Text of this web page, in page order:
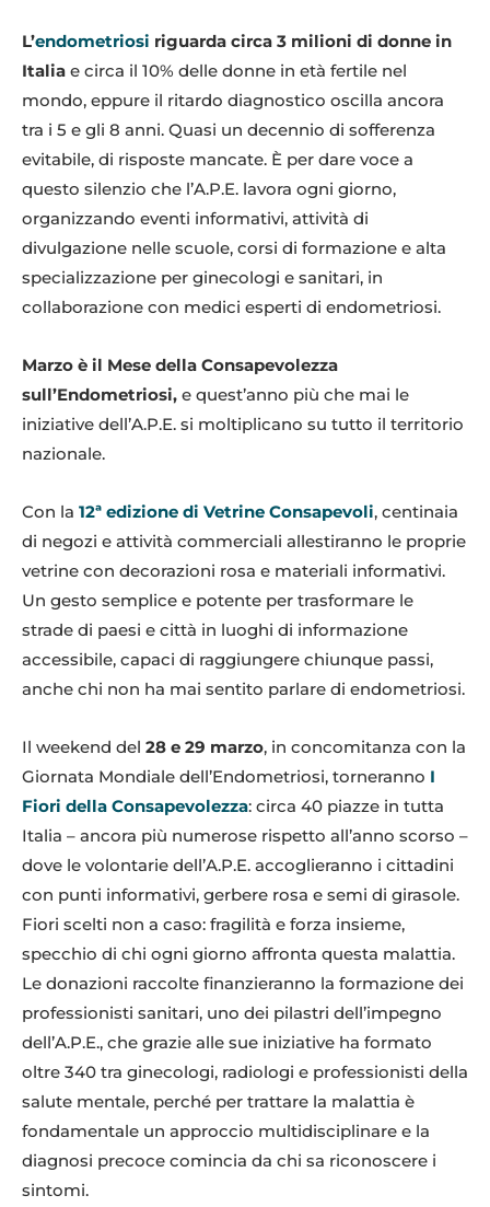
L’endometriosi riguarda circa 3 milioni di donne in
Italia e circa il 10% delle donne in età fertile nel
mondo, eppure il ritardo diagnostico oscilla ancora
tra i 5 e gli 8 anni. Quasi un decennio di sofferenza
evitabile, di risposte mancate. È per dare voce a
questo silenzio che l’A.P.E. lavora ogni giorno,
organizzando eventi informativi, attività di
divulgazione nelle scuole, corsi di formazione e alta
specializzazione per ginecologi e sanitari, in
collaborazione con medici esperti di endometriosi.
Marzo è il Mese della Consapevolezza
sull’Endometriosi, e quest’anno più che mai le
iniziative dell’A.P.E. si moltiplicano su tutto il territorio
nazionale.
Con la 12ª edizione di Vetrine Consapevoli, centinaia
di negozi e attività commerciali allestiranno le proprie
vetrine con decorazioni rosa e materiali informativi.
Un gesto semplice e potente per trasformare le
strade di paesi e città in luoghi di informazione
accessibile, capaci di raggiungere chiunque passi,
anche chi non ha mai sentito parlare di endometriosi.
Il weekend del 28 e 29 marzo, in concomitanza con la
Giornata Mondiale dell’Endometriosi, torneranno I
Fiori della Consapevolezza: circa 40 piazze in tutta
Italia – ancora più numerose rispetto all’anno scorso –
dove le volontarie dell’A.P.E. accoglieranno i cittadini
con punti informativi, gerbere rosa e semi di girasole.
Fiori scelti non a caso: fragilità e forza insieme,
specchio di chi ogni giorno affronta questa malattia.
Le donazioni raccolte finanzieranno la formazione dei
professionisti sanitari, uno dei pilastri dell’impegno
dell’A.P.E., che grazie alle sue iniziative ha formato
oltre 340 tra ginecologi, radiologi e professionisti della
salute mentale, perché per trattare la malattia è
fondamentale un approccio multidisciplinare e la
diagnosi precoce comincia da chi sa riconoscere i
sintomi.